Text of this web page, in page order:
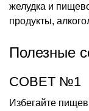
желудка и
продукты,
Полезные
СОВЕТ №1
Избегайте